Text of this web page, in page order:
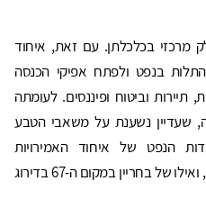
מרכזי בכלכלתן. עם זאת, איחוד
בנפט ולפתח אפיקי הכנסה
תיירות וביטוח ופיננסים. לעומתה
שעדיין נשענת על משאבי הטבע
הנפט של איחוד האמירויות
משמעותיות, במקום השביעי בעולם, ואילו של בחריין במקום ה-67 בדירוג